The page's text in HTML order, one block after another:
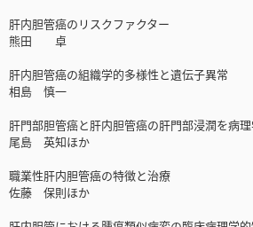
肝内胆管癌のリスクファクター
熊田 卓
肝内胆管癌の組織学的多様性と遺伝子異常
相島 慎一
肝門部胆管癌と肝内胆管癌の肝門部浸潤を病
尾島 英知ほか
職業性肝内胆管癌の特徴と治療
佐藤 保則ほか